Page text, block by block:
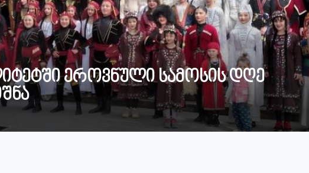
ეროვნული სამოსის დღე